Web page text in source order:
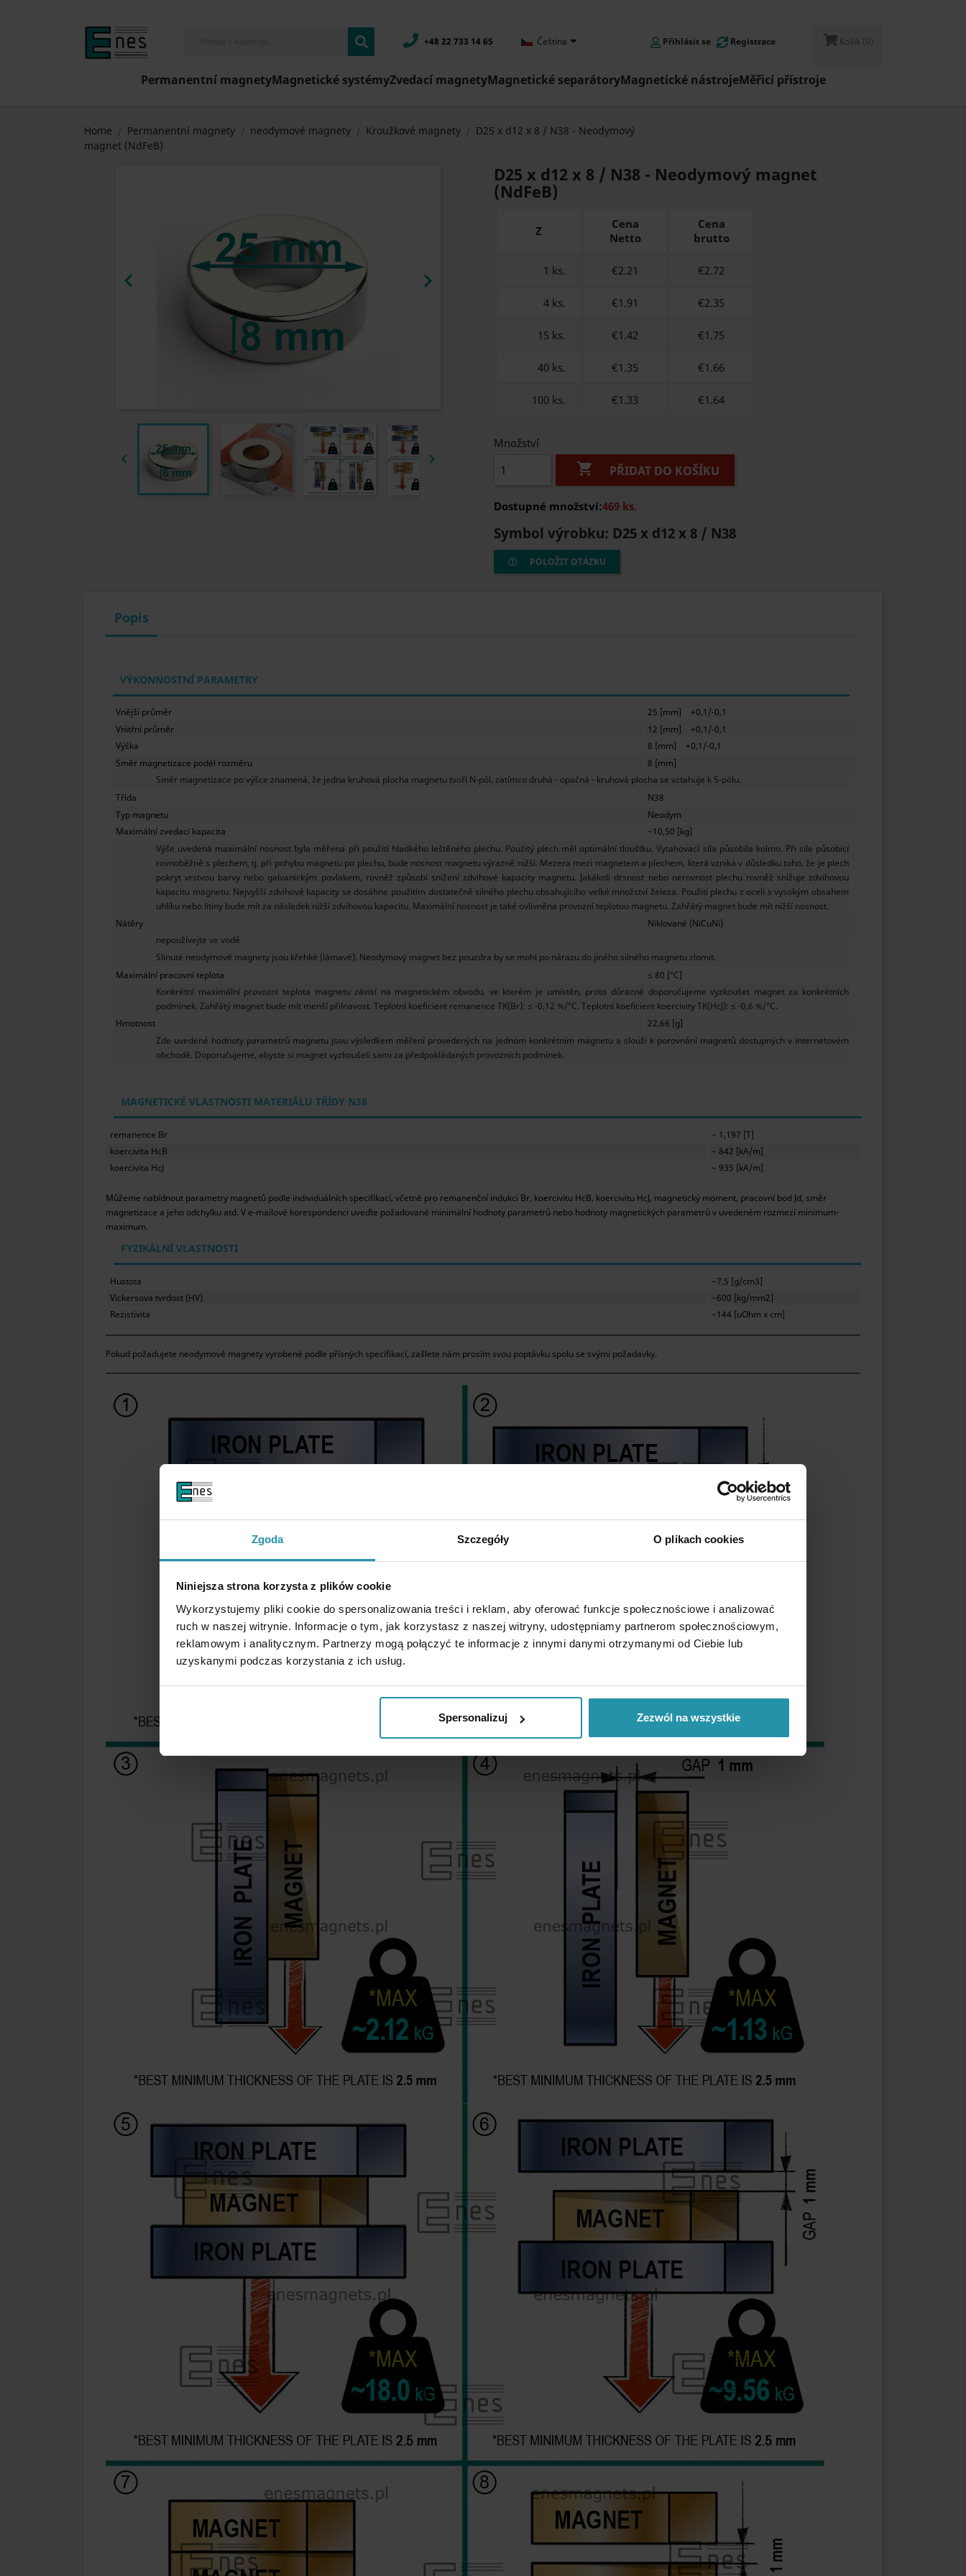
Zgoda Szczegóły O plikach cookies
Niniejsza strona korzysta z plików cookie
Wykorzystujemy pliki cookie do spersonalizowania treści i reklam, aby oferować funkcje społecznościowe i analizować
ruch w naszej witrynie. Informacje o tym, jak korzystasz z naszej witryny, udostępniamy partnerom społecznościowym,
reklamowym i analitycznym. Partnerzy mogą połączyć te informacje z innymi danymi otrzymanymi od Ciebie lub
uzyskanymi podczas korzystania z ich usług.
Spersonalizuj Zezwól na wszystkie
+48 22 733 14 65 Čeština Přihlásit se Registrace Košík (0)
Permanentní magnetyMagnetické systémyZvedací magnetyMagnetické separátoryMagnetické nástrojeMěřicí přístroje
Home Permanentní magnety neodymové magnety Kroužkové magnety
D25 x d12 x 8 / N38 - Neodymový
magnet (NdFeB)
 
 
D25 x d12 x 8 / N38 - Neodymový magnet
(NdFeB)
Z
Cena
Netto
Cena
brutto
1 ks. €2.21 €2.72
4 ks. €1.91 €2.35
15 ks. €1.42 €1.75
40 ks. €1.35 €1.66
100 ks. €1.33 €1.64
Množství
 PŘIDAT DO KOŠÍKU
Dostupné množství:469 ks.
Symbol výrobku: D25 x d12 x 8 / N38
POLOŽIT OTÁZKU
Popis
VÝKONNOSTNÍ PARAMETRY
Vnější průměr 25 [mm]
+0,1/-0,1
Vnitřní průměr
12 [mm]
+0,1/-0,1
Výška
8 [mm]
+0,1/-0,1
Směr magnetizace podél rozměru
8 [mm]
Směr magnetizace po výšce znamená, že jedna kruhová plocha magnetu tvoří N-pól, zatímco druhá - opačná - kruhová plocha se vztahuje k S-pólu.
Třída
N38
Typ magnetu
Neodym
Maximální zvedací kapacita
~10,50 [kg]
Výše uvedená maximální nosnost byla měřena při použití hladkého leštěného plechu. Použitý plech měl optimální tloušťku. Vytahovací síla působila kolmo. Při síle působící
rovnoběžně s plechem, tj. při pohybu magnetu po plechu, bude nosnost magnetu výrazně nižší. Mezera mezi magnetem a plechem, která vzniká v důsledku toho, že je plech
pokryt vrstvou barvy nebo galvanickým povlakem, rovněž způsobí snížení zdvihové kapacity magnetu. Jakákoli drsnost nebo nerovnost plechu rovněž snižuje zdvihovou
kapacitu magnetu. Nejvyšší zdvihové kapacity se dosáhne použitím dostatečně silného plechu obsahujícího velké množství železa. Použití plechu z oceli s vysokým obsahem
uhlíku nebo litiny bude mít za následek nižší zdvihovou kapacitu. Maximální nosnost je také ovlivněna provozní teplotou magnetu. Zahřátý magnet bude mít nižší nosnost.
Nátěry
Niklované (NiCuNi)
nepoužívejte ve vodě
Slinuté neodymové magnety jsou křehké (lámavé). Neodymový magnet bez pouzdra by se mohl po nárazu do jiného silného magnetu zlomit.
Maximální pracovní teplota
≤ 80 [°C]
Konkrétní maximální provozní teplota magnetu závisí na magnetickém obvodu, ve kterém je umístěn, proto důrazně doporučujeme vyzkoušet magnet za konkrétních
podmínek. Zahřátý magnet bude mít menší přilnavost. Teplotní koeficient remanence TK(Br): ≤ -0,12 %/°C. Teplotní koeficient koercivity TK(HcJ): ≤ -0,6 %/°C.
Hmotnost
22,66 [g]
Zde uvedené hodnoty parametrů magnetu jsou výsledkem měření provedených na jednom konkrétním magnetu a slouží k porovnání magnetů dostupných v internetovém
obchodě. Doporučujeme, abyste si magnet vyzkoušeli sami za předpokládaných provozních podmínek.
MAGNETICKÉ VLASTNOSTI MATERIÁLU TŘÍDY N38
remanence Br
~ 1,197 [T]
koercivita HcB
~ 842 [kA/m]
koercivita HcJ
~ 935 [kA/m]
Můžeme nabídnout parametry magnetů podle individuálních specifikací, včetně pro remanenční indukci Br, koercivitu HcB, koercivitu HcJ, magnetický moment, pracovní bod Jd, směr
magnetizace a jeho odchylku atd. V e-mailové korespondenci uveďte požadované minimální hodnoty parametrů nebo hodnoty magnetických parametrů v uvedeném rozmezí minimum-
maximum.
FYZIKÁLNÍ VLASTNOSTI
Hustota
~7,5 [g/cm3]
Vickersova tvrdost (HV)
~600 [kg/mm2]
Rezistivita
~144 [uOhm x cm]
Pokud požadujete neodymové magnety vyrobené podle přísných specifikací, zašlete nám prosím svou poptávku spolu se svými požadavky.